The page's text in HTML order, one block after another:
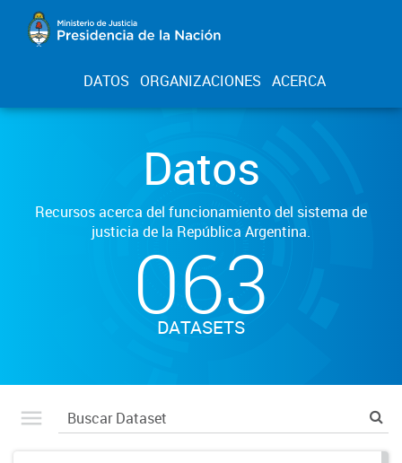
DATOS ORGANIZACIONES ACERCA
Datos
Recursos acerca del funcionamiento del sistema de
justicia de la República Argentina.
063
DATASETS